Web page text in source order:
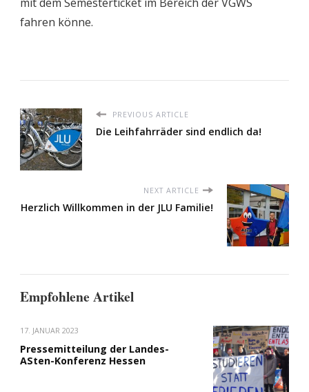
fahren könne.
PREVIOUS ARTICLE
Die Leihfahrräder sind endlich da!
NEXT ARTICLE
Herzlich Willkommen in der JLU Familie!
Empfohlene Artikel
17. JANUAR 2023
Pressemitteilung der Landes-
ASten-Konferenz Hessen